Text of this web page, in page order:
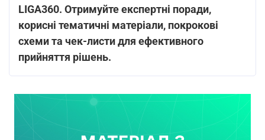
LIGA360. Отримуйте експертні поради,
корисні тематичні матеріали, покрокові
схеми та чек-листи для ефективного
прийняття рішень.